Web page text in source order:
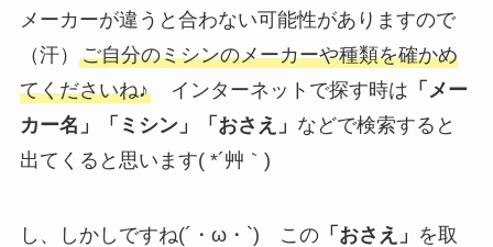
メーカーが違うと合わない可能性がありますので
（汗） ご自分のミシンのメーカーや種類を確かめ
てくださいね♪インターネットで探す時は 「メー
カー名」「ミシン」「おさえ」 などで検索すると
出てくると思います( *´艸｀)
し、しかしですね(´・ω・`) この「おさえ」 を取